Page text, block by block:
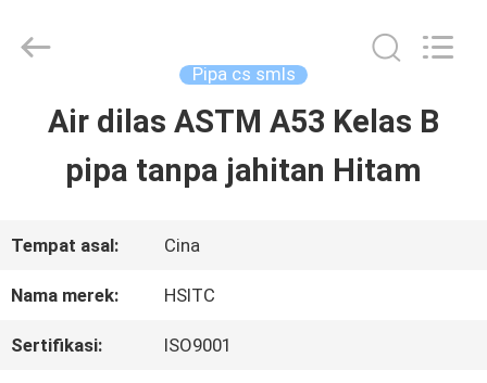
RUMAH
TENTANG
KAMI
International
Trade
Reserved.
Pipa cs smls
Air dilas ASTM A53 Kelas B
pipa tanpa jahitan Hitam
Tempat asal: Cina
Nama merek: HSITC
Sertifikasi: ISO9001